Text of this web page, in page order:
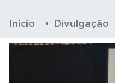
Início Divulgação